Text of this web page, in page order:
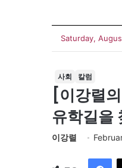
Saturday,
사회 칼럼
[이강렬
유학길을
이강렬